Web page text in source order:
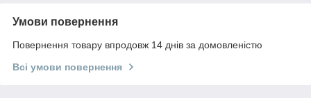
Умови повернення
Повернення товару впродовж 14 днів за домовленістю
Всі умови повернення